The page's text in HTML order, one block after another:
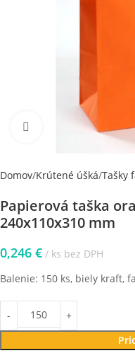
Klikni pre zväčšenie
Domov Krútené úšká Tašky
Papierová taška
240x110x310 mm
0,246 €
ks bez DPH
Balenie: 150 ks, biely kraft,